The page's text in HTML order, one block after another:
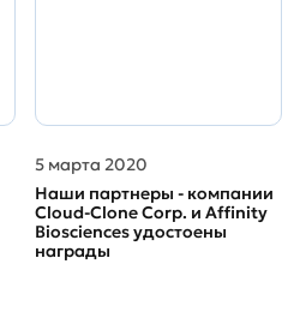
5 марта 2020
Наши партнеры - компании
Cloud-Clone Corp. и Affinity
Biosciences удостоены
награды